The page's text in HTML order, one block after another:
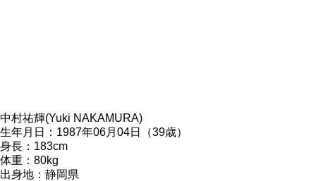
中村祐輝(Yuki NAKAMURA)
生年月日：1987年06月04日（39歳）
身長：183cm
体重：80kg
出身地：静岡県